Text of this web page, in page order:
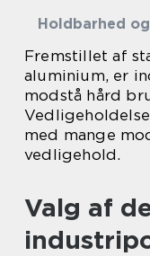
Holdbarhed
Fremstillet af
aluminium, er
modstå hård
med mange
vedligehold.
Valg af